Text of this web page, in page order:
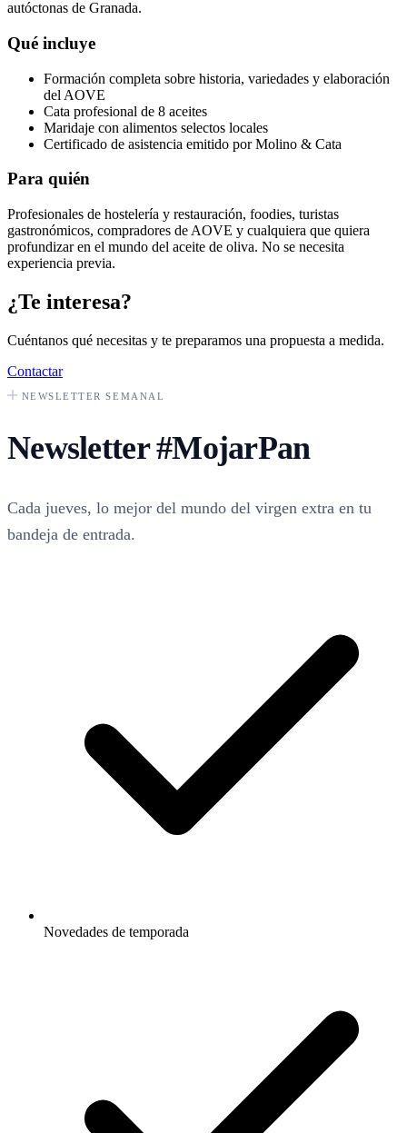
autóctonas de Granada.
Qué incluye
Formación completa sobre historia, variedades y elaboración
del AOVE
Cata profesional de 8 aceites
Maridaje con alimentos selectos locales
Certificado de asistencia emitido por Molino & Cata
Para quién
Profesionales de hostelería y restauración, foodies, turistas
gastronómicos, compradores de AOVE y cualquiera que quiera
profundizar en el mundo del aceite de oliva. No se necesita
experiencia previa.
¿Te interesa?
Cuéntanos qué necesitas y te preparamos una propuesta a medida.
Contactar
NEWSLETTER SEMANAL
Newsletter#MojarPan
Cada jueves, lo mejor del mundo del virgen extra en tu
bandeja de entrada.
Novedades de temporada